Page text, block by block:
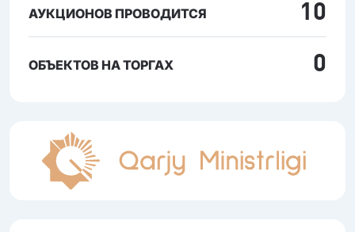
АУКЦИОНОВ ПРОВОДИТСЯ 10
ОБЪЕКТОВ НА ТОРГАХ 0